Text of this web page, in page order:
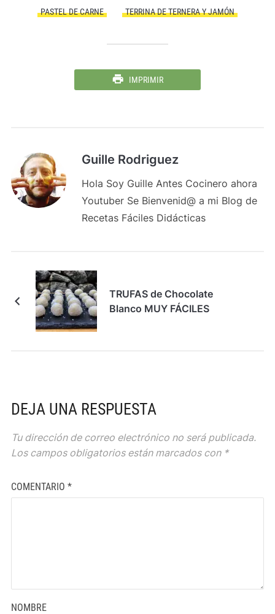
PASTEL DE CARNE TERRINA DE TERNERA Y JAMÓN
IMPRIMIR
Guille Rodriguez
Hola Soy Guille Antes Cocinero ahora
Youtuber Se Bienvenid@ a mi Blog de
Recetas Fáciles Didácticas
TRUFAS de Chocolate
Blanco MUY FÁCILES
DEJA UNA RESPUESTA
Tu dirección de correo electrónico no será publicada.
Los campos obligatorios están marcados con *
COMENTARIO *
NOMBRE